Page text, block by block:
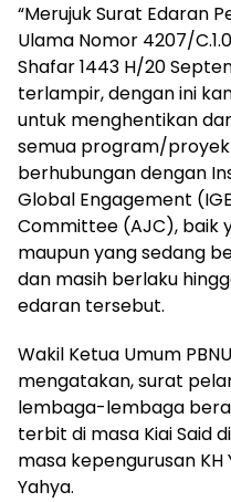
“Merujuk Surat Edaran
Ulama Nomor 4207/
Shafar 1443 H/20
terlampir, dengan ini
untuk menghentikan
semua program/
berhubungan dengan
Global Engagement
Committee (AJC), baik
maupun yang sedang
dan masih berlaku
edaran tersebut.
Wakil Ketua Umum
mengatakan, surat
lembaga-lembaga
terbit di masa Kiai Said
masa kepengurusan KH
Yahya.